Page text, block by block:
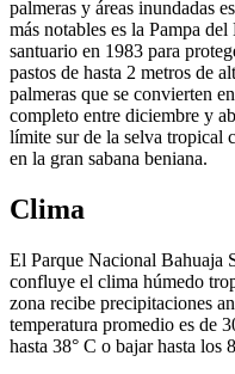
palmeras y áreas inundadas
más notables es la Pampa
santuario en 1983 para
pastos de hasta 2 metros de
palmeras que se convierten
completo entre diciembre y
límite sur de la selva tropical
en la gran sabana beniana.
Clima
El Parque Nacional Bahuaja
confluye el clima húmedo
zona recibe precipitaciones
temperatura promedio es de
hasta 38° C o bajar hasta los